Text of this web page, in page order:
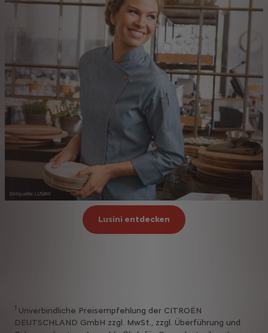
Lusini entdecken
1 Unverbindliche Preisempfehlung der CITROËN
DEUTSCHLAND GmbH zzgl. MwSt., zzgl. Überführung und